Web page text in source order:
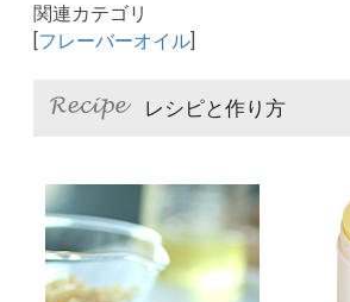
関連カテゴリ
フレーバーオイル
レシピと作り方